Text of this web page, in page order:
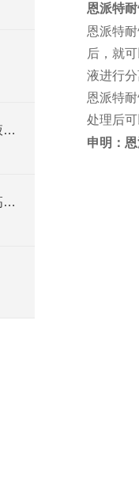
防爆防静电油桶压缩机，带废液收集系统
铁屑压块机如何实现切削液的高效回收？
恩派特
恩派特
后，就
液进行
恩派特
处理后
申明：